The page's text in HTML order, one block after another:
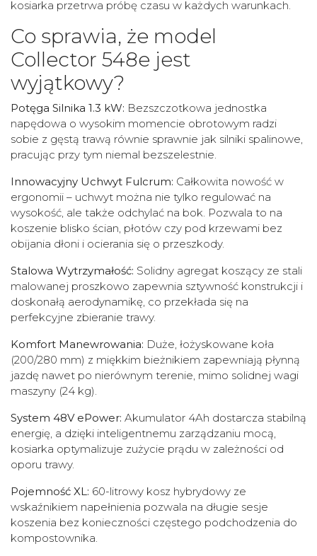
kosiarka przetrwa próbę czasu w każdych warunkach.
Co sprawia, że model
Collector 548e jest
wyjątkowy?
Potęga Silnika 1.3 kW: Bezszczotkowa jednostka
napędowa o wysokim momencie obrotowym radzi
sobie z gęstą trawą równie sprawnie jak silniki spalinowe,
pracując przy tym niemal bezszelestnie.
Innowacyjny Uchwyt Fulcrum: Całkowita nowość w
ergonomii – uchwyt można nie tylko regulować na
wysokość, ale także odchylać na bok. Pozwala to na
koszenie blisko ścian, płotów czy pod krzewami bez
obijania dłoni i ocierania się o przeszkody.
Stalowa Wytrzymałość: Solidny agregat koszący ze stali
malowanej proszkowo zapewnia sztywność konstrukcji i
doskonałą aerodynamikę, co przekłada się na
perfekcyjne zbieranie trawy.
Komfort Manewrowania: Duże, łożyskowane koła
(200/280 mm) z miękkim bieżnikiem zapewniają płynną
jazdę nawet po nierównym terenie, mimo solidnej wagi
maszyny (24 kg).
System 48V ePower: Akumulator 4Ah dostarcza stabilną
energię, a dzięki inteligentnemu zarządzaniu mocą,
kosiarka optymalizuje zużycie prądu w zależności od
oporu trawy.
Pojemność XL: 60-litrowy kosz hybrydowy ze
wskaźnikiem napełnienia pozwala na długie sesje
koszenia bez konieczności częstego podchodzenia do
kompostownika.